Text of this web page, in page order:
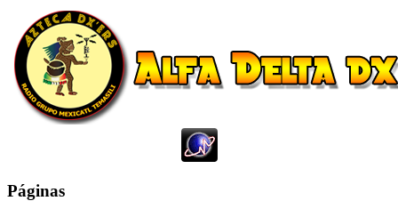
Páginas